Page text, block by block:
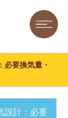
必要換気量・
設計：必要